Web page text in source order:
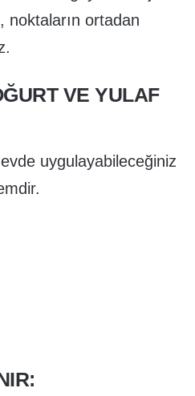
noktaların ortadan
VE YULAF
uygulayabileceğiniz